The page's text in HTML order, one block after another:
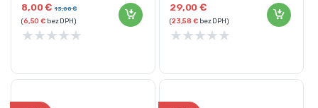
8,00€ 13,00€
(6,50€ bez DPH)
★★★★★
29,00€
(23,58€bez DPH)
★★★★★